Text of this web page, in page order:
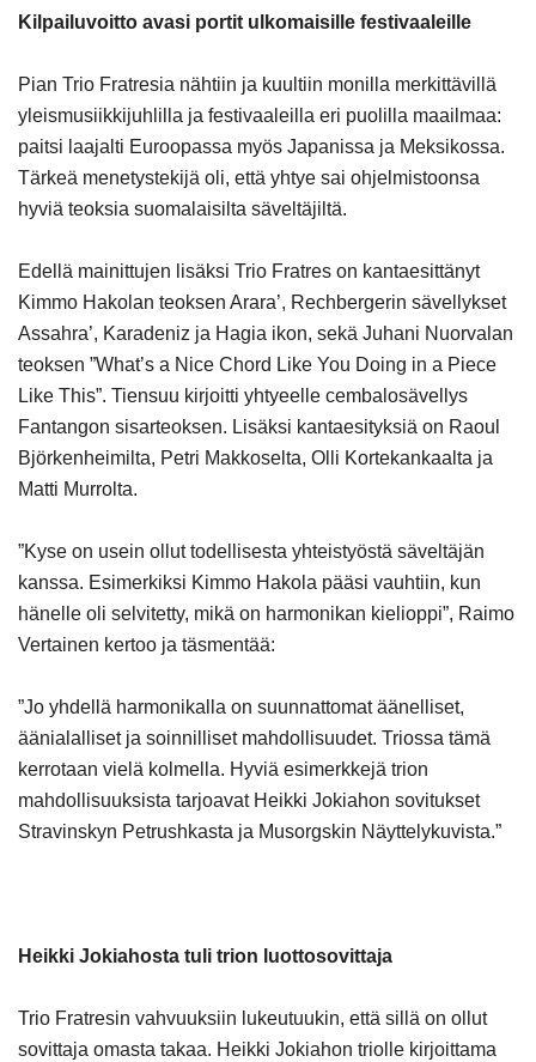
Kilpailuvoitto avasi portit ulkomaisille festivaaleille
Pian Trio Fratresia nähtiin ja kuultiin monilla merkittävillä
yleismusiikkijuhlilla ja festivaaleilla eri puolilla maailmaa:
paitsi laajalti Euroopassa myös Japanissa ja Meksikossa.
Tärkeä menetystekijä oli, että yhtye sai ohjelmistoonsa
hyviä teoksia suomalaisilta säveltäjiltä.
Edellä mainittujen lisäksi Trio Fratres on kantaesittänyt
Kimmo Hakolan teoksen Arara’, Rechbergerin sävellykset
Assahra’, Karadeniz ja Hagia ikon, sekä Juhani Nuorvalan
teoksen ”What’s a Nice Chord Like You Doing in a Piece
Like This”. Tiensuu kirjoitti yhtyeelle cembalosävellys
Fantangon sisarteoksen. Lisäksi kantaesityksiä on Raoul
Björkenheimilta, Petri Makkoselta, Olli Kortekankaalta ja
Matti Murrolta.
”Kyse on usein ollut todellisesta yhteistyöstä säveltäjän
kanssa. Esimerkiksi Kimmo Hakola pääsi vauhtiin, kun
hänelle oli selvitetty, mikä on harmonikan kielioppi”, Raimo
Vertainen kertoo ja täsmentää:
”Jo yhdellä harmonikalla on suunnattomat äänelliset,
äänialalliset ja soinnilliset mahdollisuudet. Triossa tämä
kerrotaan vielä kolmella. Hyviä esimerkkejä trion
mahdollisuuksista tarjoavat Heikki Jokiahon sovitukset
Stravinskyn Petrushkasta ja Musorgskin Näyttelykuvista.”
Heikki Jokiahosta tuli trion luottosovittaja
Trio Fratresin vahvuuksiin lukeutuukin, että sillä on ollut
sovittaja omasta takaa. Heikki Jokiahon triolle kirjoittama